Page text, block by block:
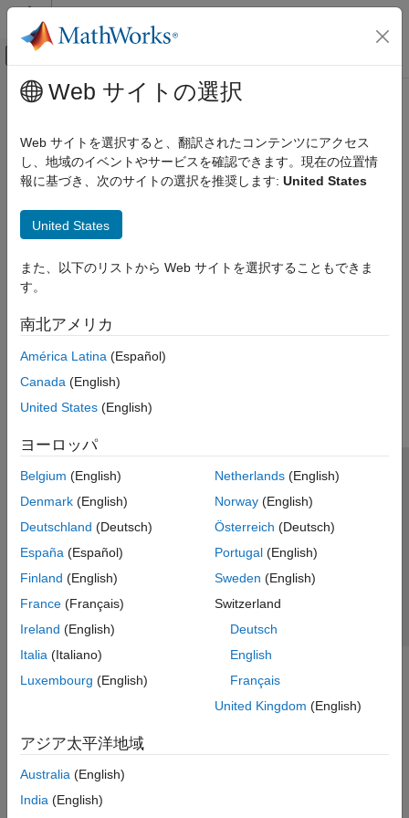
コンテンツへスキップ
オフキャンバス ナビゲーション メ
ドキュメンテーションのホーム
メインコンテンツ
Web サイトの選択
Web サイトを選択すると、翻訳されたコンテンツにアクセス
し、地域のイベントやサービスを確認できます。現在の位置情
報に基づき、次のサイトの選択を推奨します: United States
United States
また、以下のリストから Web サイトを選択することもできま
す。
南北アメリカ
América Latina (Español)
Canada (English)
United States (English)
ヨーロッパ
Belgium (English)
Denmark (English)
Deutschland (Deutsch)
España (Español)
Finland (English)
France (Français)
Ireland (English)
Italia (Italiano)
Luxembourg (English)
Netherlands(English)
Norway(English)
Österreich (Deutsch)
Portugal(English)
Sweden (English)
Switzerland
Deutsch
English
Français
United Kingdom (English)
アジア太平洋地域
Australia (English)
India (English)
トラストセンター
プライバシー ポリシー
違法コピー防止
アプリケーション ステータス
© 1994-2026 The MathWorks, Inc.